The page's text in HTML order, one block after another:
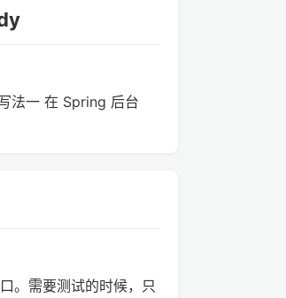
法一 在 Spring 后台
。需要测试的时候，只